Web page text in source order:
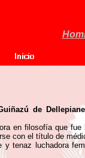
de Dellepiane
en filosofía que
con el título de
y tenaz luchadora